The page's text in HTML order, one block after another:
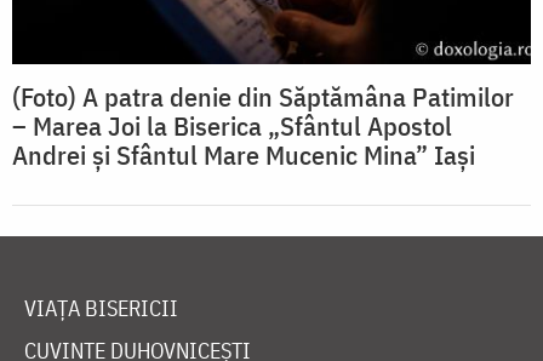
(Foto) A patra denie din Săptămâna Patimilor
– Marea Joi la Biserica „Sfântul Apostol
Andrei și Sfântul Mare Mucenic Mina” Iași
VIAȚA BISERICII
CUVINTE DUHOVNICEȘTI